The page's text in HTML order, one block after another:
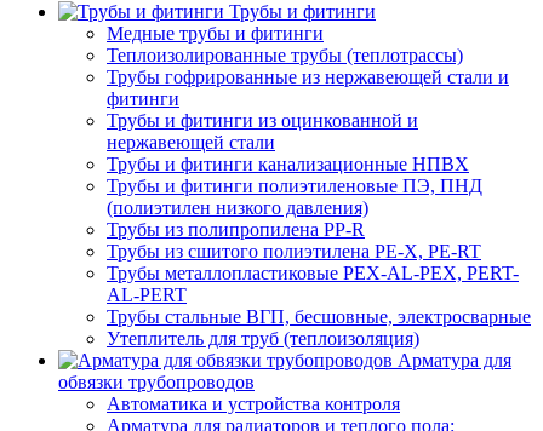
Трубы и фитинги
Медные трубы и фитинги
Теплоизолированные трубы (теплотрассы)
Трубы гофрированные из нержавеющей стали и
фитинги
Трубы и фитинги из оцинкованной и
нержавеющей стали
Трубы и фитинги канализационные НПВХ
Трубы и фитинги полиэтиленовые ПЭ, ПНД
(полиэтилен низкого давления)
Трубы из полипропилена PP-R
Трубы из сшитого полиэтилена PE-X, PE-RT
Трубы металлопластиковые PEX-AL-PEX, PERT-
AL-PERT
Трубы стальные ВГП, бесшовные, электросварные
Утеплитель для труб (теплоизоляция)
Арматура для
обвязки трубопроводов
Автоматика и устройства контроля
Арматура для радиаторов и теплого пола: